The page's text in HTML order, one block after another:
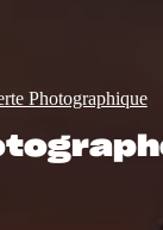
Photographique